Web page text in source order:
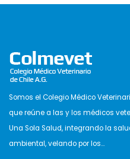
Somos el Colegio Médico
que reúne a las y los médicos
Una Sola Salud, integrando la
ambiental, velando por los...